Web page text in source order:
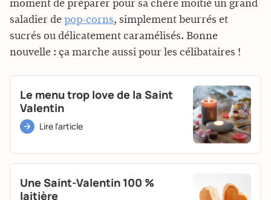
moment de préparer pour sa chère moitié un grand
saladier de pop-corns, simplement beurrés et
sucrés ou délicatement caramélisés. Bonne
nouvelle : ça marche aussi pour les célibataires !
Le menu trop love de la Saint
Valentin
Lire l'article
Une Saint-Valentin 100 %
laitière